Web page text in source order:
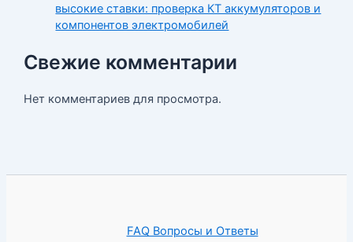
высокие ставки: проверка КТ аккумуляторов и
компонентов электромобилей
Свежие комментарии
Нет комментариев для просмотра.
FAQ Вопросы и Ответы